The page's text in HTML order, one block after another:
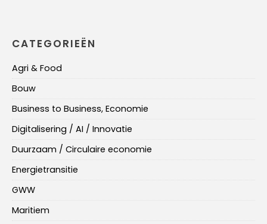
CATEGORIEËN
Agri & Food
Bouw
Business to Business, Economie
Digitalisering / AI / Innovatie
Duurzaam / Circulaire economie
Energietransitie
GWW
Maritiem